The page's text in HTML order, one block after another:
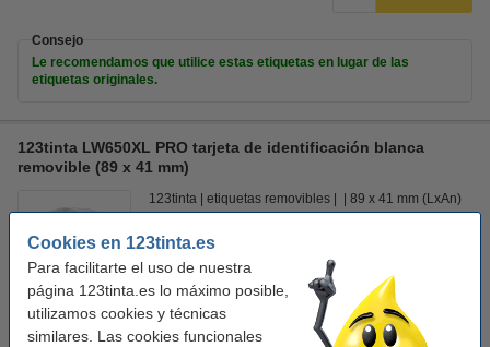
Cookies en 123tinta.es
Para facilitarte el uso de nuestra
página 123tinta.es lo máximo posible,
utilizamos cookies y técnicas
similares. Las cookies funcionales
Consejo
Le recomendamos que utilice estas etiquetas en lugar de las
etiquetas originales.
123tinta LW650XL PRO tarjeta de identificación blanca
removible (89 x 41 mm)
123tinta etiquetas removibles 89 x 41 mm (LxAn)
Ver características y descripción
En stock
¡Recíbelo el lunes!
Precio por etiqu
0,040 €